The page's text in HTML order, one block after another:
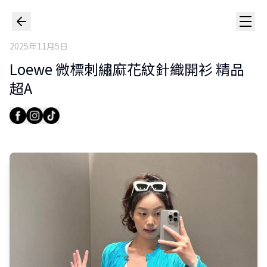
2025年11月5日
Loewe 微標刺繡麻花紋針織開衫 精品
超A